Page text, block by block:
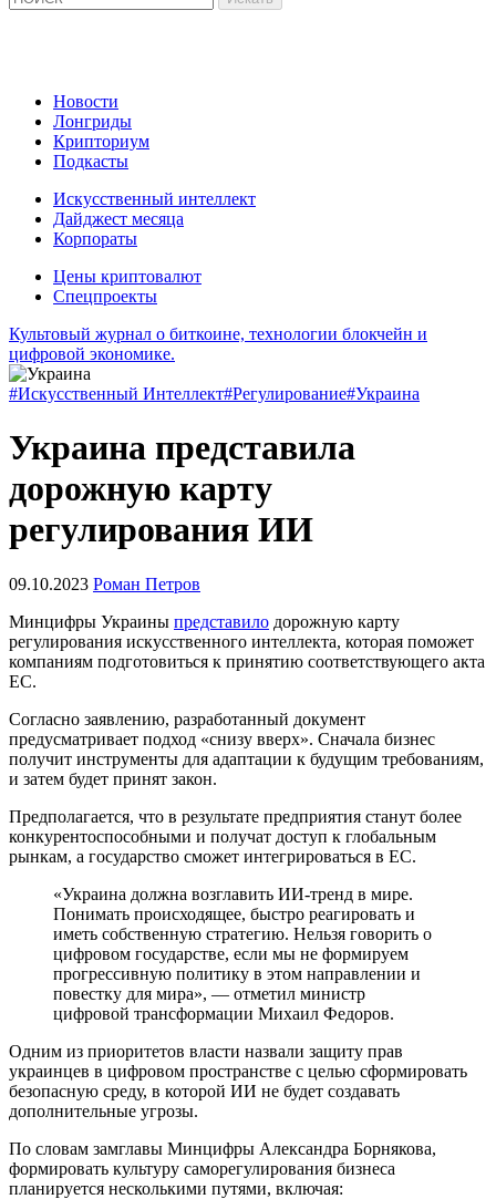
Новости
Лонгриды
Крипториум
Подкасты
Искусственный интеллект
Дайджест месяца
Корпораты
Цены криптовалют
Спецпроекты
Культовый журнал о биткоине, технологии блокчейн и
цифровой экономике.
#Искусственный Интеллект#Регулирование#Украина
Украина представила
дорожную карту
регулирования ИИ
09.10.2023 Роман Петров
Минцифры Украины представило дорожную карту
регулирования искусственного интеллекта, которая поможет
компаниям подготовиться к принятию соответствующего акта
ЕС.
Согласно заявлению, разработанный документ
предусматривает подход «снизу вверх». Сначала бизнес
получит инструменты для адаптации к будущим требованиям,
и затем будет принят закон.
Предполагается, что в результате предприятия станут более
конкурентоспособными и получат доступ к глобальным
рынкам, а государство сможет интегрироваться в ЕС.
«Украина должна возглавить ИИ-тренд в мире.
Понимать происходящее, быстро реагировать и
иметь собственную стратегию. Нельзя говорить о
цифровом государстве, если мы не формируем
прогрессивную политику в этом направлении и
повестку для мира», — отметил министр
цифровой трансформации Михаил Федоров.
Одним из приоритетов власти назвали защиту прав
украинцев в цифровом пространстве с целью сформировать
безопасную среду, в которой ИИ не будет создавать
дополнительные угрозы.
По словам замглавы Минцифры Александра Борнякова,
формировать культуру саморегулирования бизнеса
планируется несколькими путями, включая: